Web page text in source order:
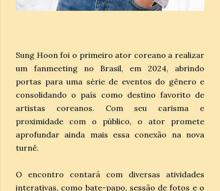
Sung Hoon foi o primeiro ator coreano a realizar
um fanmeeting no Brasil, em 2024, abrindo
portas para uma série de eventos do gênero e
consolidando o país como destino favorito de
artistas coreanos. Com seu carisma e
proximidade com o público, o ator promete
aprofundar ainda mais essa conexão na nova
turnê.
O encontro contará com diversas atividades
interativas, como bate-papo, sessão de fotos e o